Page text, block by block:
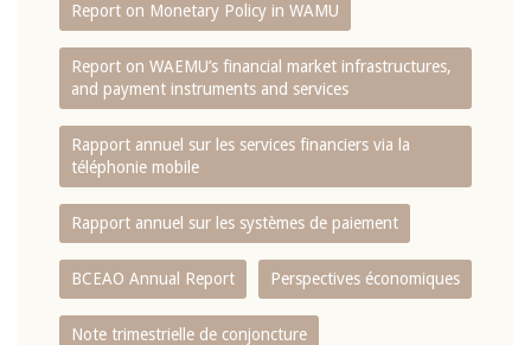
Report on Monetary Policy in WAMU
Report on WAEMU’s financial market infrastructures,
and payment instruments and services
Rapport annuel sur les services financiers via la
téléphonie mobile
Rapport annuel sur les systèmes de paiement
BCEAO Annual Report Perspectives économiques
Note trimestrielle de conjoncture